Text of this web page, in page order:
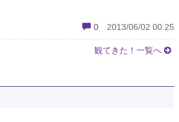
0 2013/06/02 00:25
観てきた！一覧へ